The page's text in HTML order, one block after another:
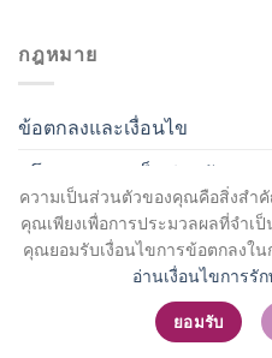
ความเป็นส่วนตัวของคุณคือสิ่งสำคั
คุณเพียงเพื่อการประมวลผลที่จำเ
คุณยอมรับเงื่อนไขการข้อตกลงใน
อ่านเงื่อนไขการรั
ยอมรับ
กฎหมาย
ข้อตกลงและเงื่อนไข
นโยบายความเป็นส่วนตัว
สมัครสมาชิ
Copyright 2026 ©